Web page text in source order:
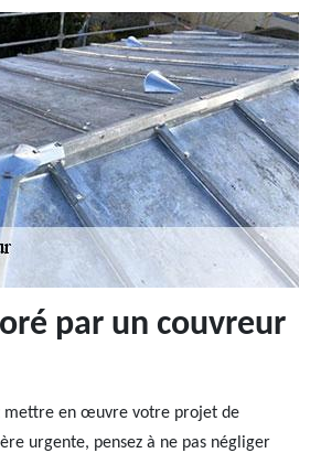
par un couvreur
mettre en œuvre votre projet de
urgente, pensez à ne pas négliger